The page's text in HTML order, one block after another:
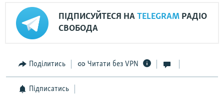
ПІДПИСУЙТЕСЯ НА TELEGRAM РАДІО
СВОБОДА
Поділитись Читати без VPN
Підписатись